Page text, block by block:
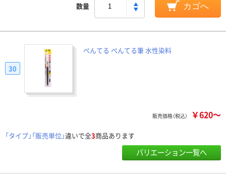
数量 カゴへ
ぺんてる ぺんてる筆 水性染料
30
販売価格（税込） ￥620～
「タイプ」「販売単位」違いで全3商品あります
バリエーション一覧へ